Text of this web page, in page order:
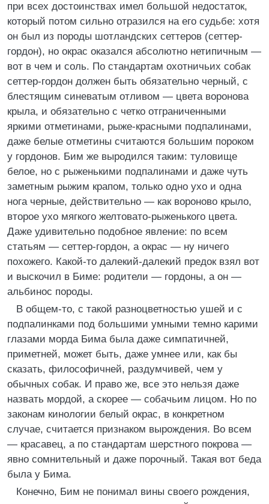
при всех достоинствах имел большой недостаток,
который потом сильно отразился на его судьбе: хотя
он был из породы шотландских сеттеров (сеттер-
гордон), но окрас оказался абсолютно нетипичным —
вот в чем и соль. По стандартам охотничьих собак
сеттер-гордон должен быть обязательно черный, с
блестящим синеватым отливом — цвета воронова
крыла, и обязательно с четко отграниченными
яркими отметинами, рыже-красными подпалинами,
даже белые отметины считаются большим пороком
у гордонов. Бим же выродился таким: туловище
белое, но с рыженькими подпалинами и даже чуть
заметным рыжим крапом, только одно ухо и одна
нога черные, действительно — как вороново крыло,
второе ухо мягкого желтовато-рыженького цвета.
Даже удивительно подобное явление: по всем
статьям — сеттер-гордон, а окрас — ну ничего
похожего. Какой-то далекий-далекий предок взял вот
и выскочил в Биме: родители — гордоны, а он —
альбинос породы.
В общем-то, с такой разноцветностью ушей и с
подпалинками под большими умными темно карими
глазами морда Бима была даже симпатичней,
приметней, может быть, даже умнее или, как бы
сказать, философичней, раздумчивей, чем у
обычных собак. И право же, все это нельзя даже
назвать мордой, а скорее — собачьим лицом. Но по
законам кинологии белый окрас, в конкретном
случае, считается признаком вырождения. Во всем
— красавец, а по стандартам шерстного покрова —
явно сомнительный и даже порочный. Такая вот беда
была у Бима.
Конечно, Бим не понимал вины своего рождения,